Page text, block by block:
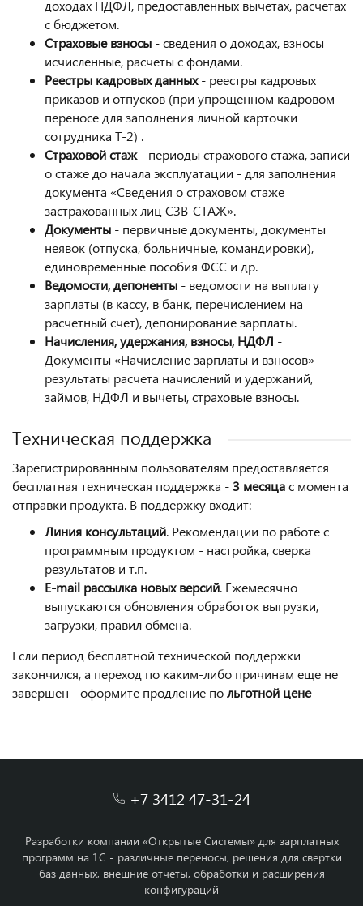
доходах НДФЛ, предоставленных вычетах, расчетах
с бюджетом.
Страховые взносы - сведения о доходах, взносы
исчисленные, расчеты с фондами.
Реестры кадровых данных- реестры кадровых
приказов и отпусков (при упрощенном кадровом
переносе для заполнения личной карточки
сотрудника Т-2) .
Страховой стаж- периоды страхового стажа, записи
о стаже до начала эксплуатации - для заполнения
документа «Сведения о страховом стаже
застрахованных лиц СЗВ-СТАЖ».
Документы - первичные документы, документы
неявок (отпуска, больничные, командировки),
единовременные пособия ФСС и др.
Ведомости, депоненты - ведомости на выплату
зарплаты (в кассу, в банк, перечислением на
расчетный счет), депонирование зарплаты.
Начисления, удержания, взносы, НДФЛ -
Документы «Начисление зарплаты и взносов» -
результаты расчета начислений и удержаний,
займов, НДФЛ и вычеты, страховые взносы.
Техническая поддержка
Зарегистрированным пользователям предоставляется
бесплатная техническая поддержка - 3 месяцас момента
отправки продукта. В поддержку входит:
Линия консультаций. Рекомендации по работе с
программным продуктом - настройка, сверка
результатов и т.п.
E-mail рассылка новых версий. Ежемесячно
выпускаются обновления обработок выгрузки,
загрузки, правил обмена.
Если период бесплатной технической поддержки
закончился, а переход по каким-либо причинам еще не
завершен - оформите продление польготной цене
+7 3412 47-31-24
Разработки компании «Открытые Системы» для зарплатных
программ на 1С - различные переносы, решения для свертки
баз данных, внешние отчеты, обработки и расширения
конфигураций